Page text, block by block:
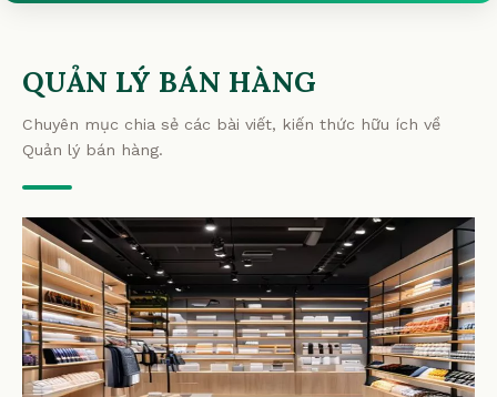
QUẢN LÝ BÁN HÀNG
Chuyên mục chia sẻ các bài viết, kiến thức hữu ích về
Quản lý bán hàng.